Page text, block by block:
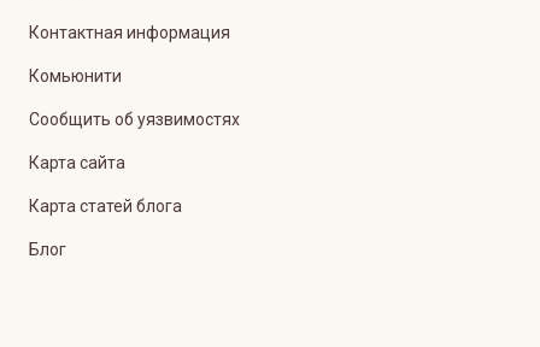
Контактная информация
Комьюнити
Сообщить об уязвимостях
Карта сайта
Карта статей блога
Блог